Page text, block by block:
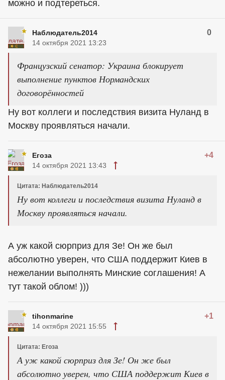
можно и подтереться.
Наблюдатель2014 0
14 октября 2021 13:23
Французский сенатор: Украина блокирует
выполнение пунктов Нормандских
договорённостей
Ну вот коллеги и последствия визита Нуланд в
Москву проявляться начали.
Егоза +4
14 октября 2021 13:43
Цитата: Наблюдатель2014
Ну вот коллеги и последствия визита Нуланд в
Москву проявляться начали.
А уж какой сюрприз для Зе! Он же был
абсолютно уверен, что США поддержит Киев в
нежелании выполнять Минские соглашения! А
тут такой облом! )))
tihonmarine +1
14 октября 2021 15:55
Цитата: Егоза
А уж какой сюрприз для Зе! Он же был
абсолютно уверен, что США поддержит Киев в